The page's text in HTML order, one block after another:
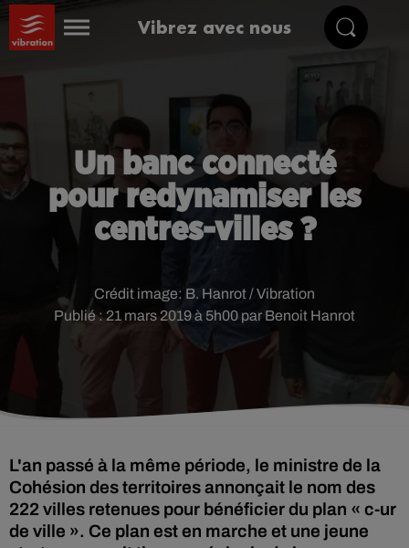
Vibrez avec nous
Un banc connecté
pour redynamiser les
centres-villes ?
Publié : 21 mars 2019 à 5h00 par Benoit Hanrot
Crédit image: B. Hanrot / Vibration
L'an passé à la même période, le ministre de la
Cohésion des territoires annonçait le nom des
222 villes retenues pour bénéficier du plan « c-ur
de ville ». Ce plan est en marche et une jeune